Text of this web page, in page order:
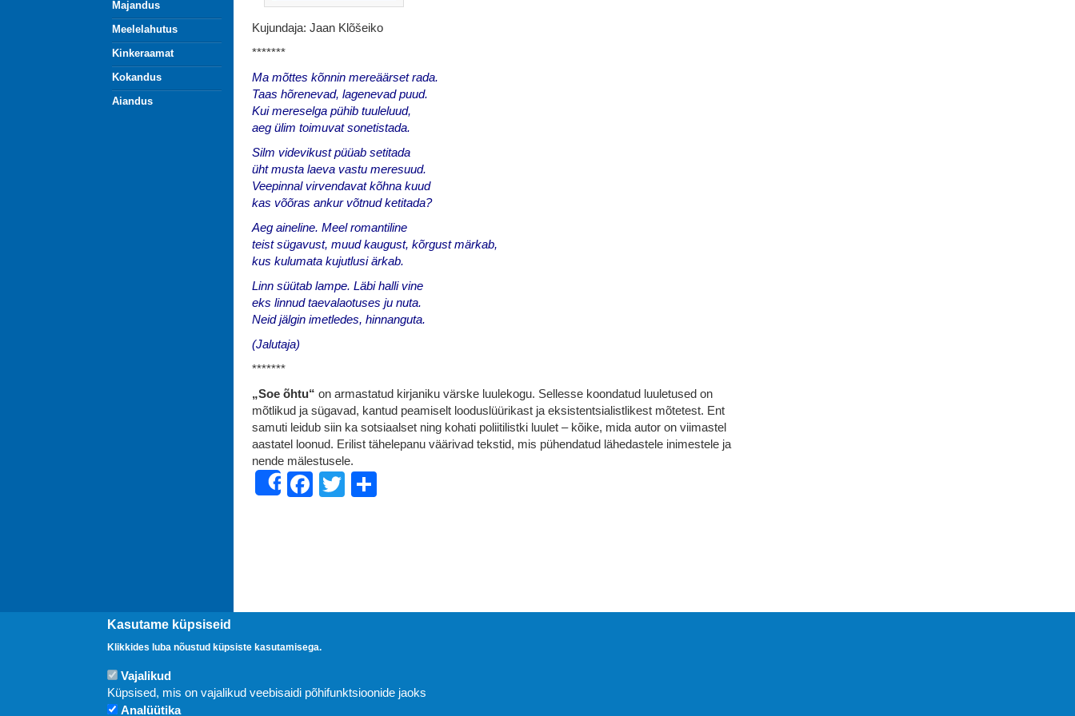
Majandus
Meelelahutus
Kinkeraamat
Kokandus
Aiandus
Kujundaja: Jaan Klõšeiko
*******
Ma mõttes kõnnin mereäärset rada.
Taas hõrenevad, lagenevad puud.
Kui mereselga pühib tuuleluud,
aeg ülim toimuvat sonetistada.
Silm videvikust püüab setitada
üht musta laeva vastu meresuud.
Veepinnal virvendavat kõhna kuud
kas võõras ankur võtnud ketitada?
Aeg aineline. Meel romantiline
teist sügavust, muud kaugust, kõrgust märkab,
kus kulumata kujutlusi ärkab.
Linn süütab lampe. Läbi halli vine
eks linnud taevalaotuses ju nuta.
Neid jälgin imetledes, hinnanguta.
(Jalutaja)
*******
„Soe õhtu“ on armastatud kirjaniku värske luulekogu. Sellesse koondatud luuletused on
mõtlikud ja sügavad, kantud peamiselt looduslüürikast ja eksistentsialistlikest mõtetest. Ent
samuti leidub siin ka sotsiaalset ning kohati poliitilistki luulet – kõike, mida autor on viimastel
aastatel loonud. Erilist tähelepanu väärivad tekstid, mis pühendatud lähedastele inimestele ja
nende mälestusele.
ShareFacebook
Twitter
Kasutame küpsiseid
Klikkides luba nõustud küpsiste kasutamisega.
Vajalikud
Küpsised, mis on vajalikud veebisaidi põhifunktsioonide jaoks
Analüütika